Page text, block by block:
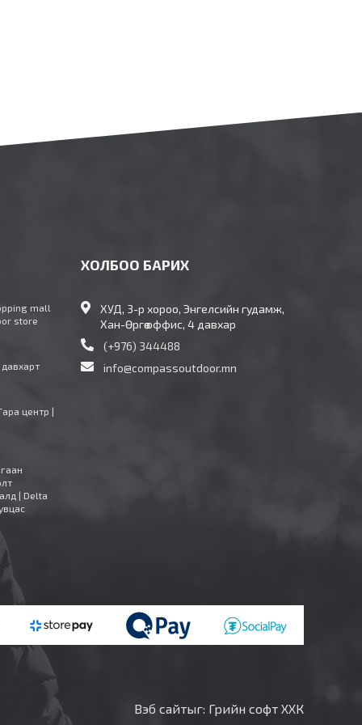
mall
store
давхарт
центр |
| Delta
ХОЛБОО БАРИХ
ХУД, 3-р хороо, Энгелсийн гудамж,
Хан-Өргөө оффис, 4 давхар
(+976) 344488
info@compassoutdoor.mn
Вэб сайтыг: Грийн софт ХХК